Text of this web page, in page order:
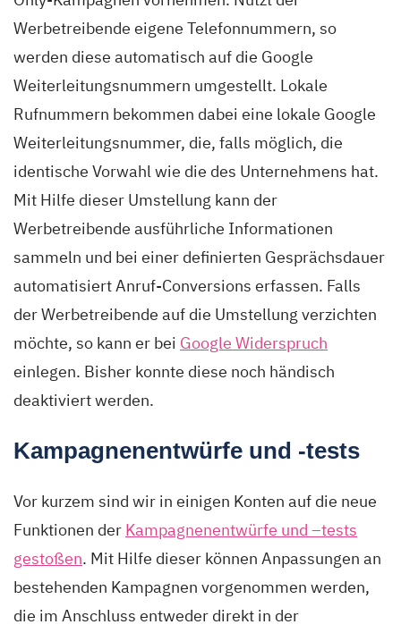
Werbetreibende eigene Telefonnummern, so
werden diese automatisch auf die Google
Weiterleitungsnummern umgestellt. Lokale
Rufnummern bekommen dabei eine lokale Google
Weiterleitungsnummer, die, falls möglich, die
identische Vorwahl wie die des Unternehmens hat.
Mit Hilfe dieser Umstellung kann der
Werbetreibende ausführliche Informationen
sammeln und bei einer definierten Gesprächsdauer
automatisiert Anruf-Conversions erfassen. Falls
der Werbetreibende auf die Umstellung verzichten
möchte, so kann er bei Google Widerspruch
einlegen. Bisher konnte diese noch händisch
deaktiviert werden.
Kampagnenentwürfe und -tests
Vor kurzem sind wir in einigen Konten auf die neue
Funktionen der Kampagnenentwürfe und –tests
gestoßen. Mit Hilfe dieser können Anpassungen an
bestehenden Kampagnen vorgenommen werden,
die im Anschluss entweder direkt in der